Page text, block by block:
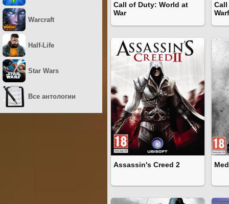
Call of Duty: World at
War
Assassin's Creed 2
Warcraft
Half-Life
Star Wars
Все антологии